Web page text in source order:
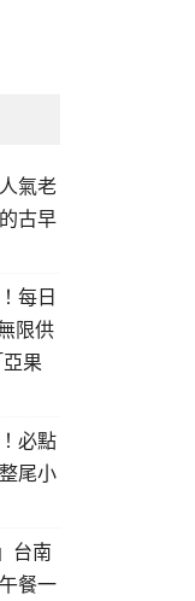
氣老
古早
每日
限供
果
必點
尾小
台南
餐一